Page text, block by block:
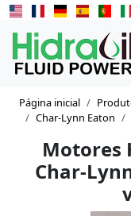
Página inicial
Char-Lynn Eaton
Motores
Char-